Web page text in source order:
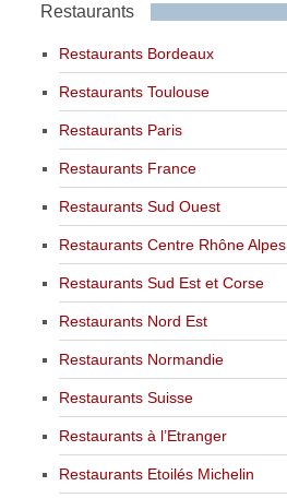
Restaurants
Restaurants Bordeaux
Restaurants Toulouse
Restaurants Paris
Restaurants France
Restaurants Sud Ouest
Restaurants Centre Rhône Alpes
Restaurants Sud Est et Corse
Restaurants Nord Est
Restaurants Normandie
Restaurants Suisse
Restaurants à l’Etranger
Restaurants Etoilés Michelin